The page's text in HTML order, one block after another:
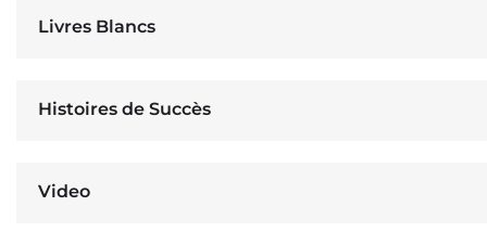
Livres Blancs
Histoires de Succès
Video